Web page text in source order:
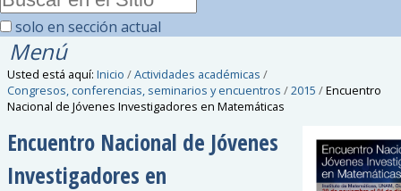
solo en sección actual
Menú
Usted está aquí: Inicio /Actividades académicas /
Congresos, conferencias, seminarios y encuentros /2015 /Encuentro
Nacional de Jóvenes Investigadores en Matemáticas
Encuentro Nacional de Jóvenes
Investigadores en